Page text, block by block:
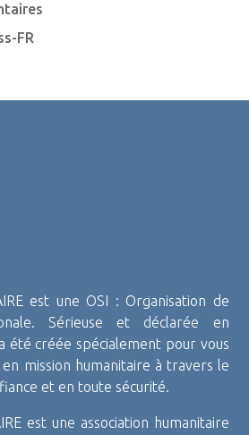
FR
est une OSI : Organisation de
Sérieuse et déclarée en
été créée spécialement pour vous
mission humanitaire à travers le
et en toute sécurité.
est une association humanitaire